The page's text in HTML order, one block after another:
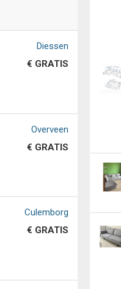
Diessen
€ GRATIS
Overveen
€ GRATIS
Culemborg
€ GRATIS